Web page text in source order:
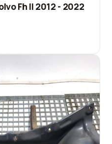
Fh II 2012 - 2022